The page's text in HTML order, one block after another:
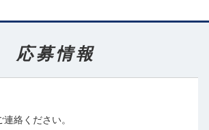
応募情報
絡ください。